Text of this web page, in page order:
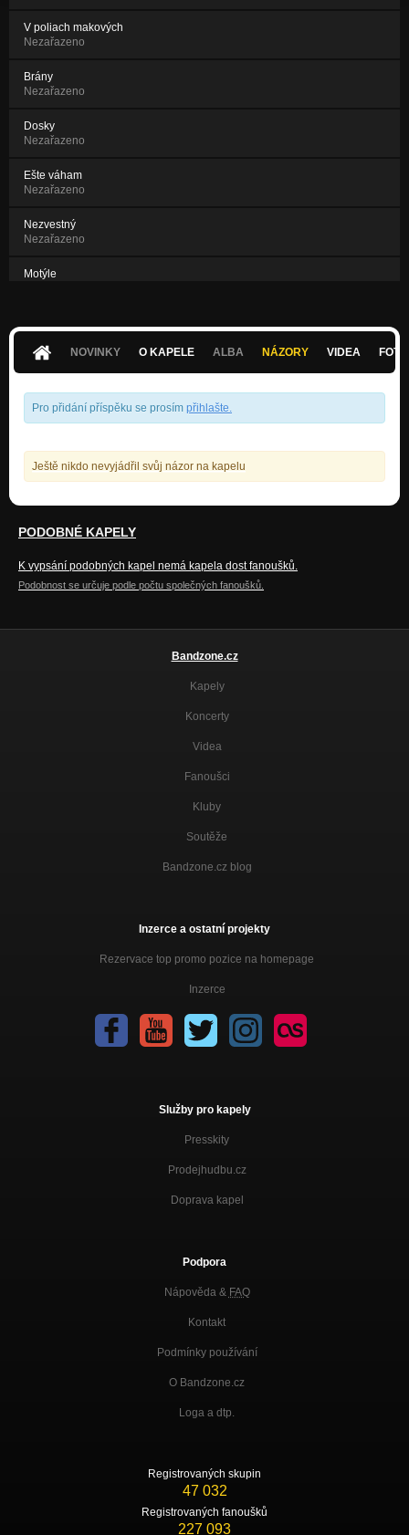
V poliach makových
Nezařazeno
Brány
Nezařazeno
Dosky
Nezařazeno
Ešte váham
Nezařazeno
Nezvestný
Nezařazeno
Motýle
Budík
NOVINKY O KAPELE ALBA NÁZORY VIDEA
Pro přidání příspěku se prosím přihlašte.
Ještě nikdo nevyjádřil svůj názor na kapelu
PODOBNÉ KAPELY
K vypsání podobných kapel nemá kapela dost fanoušků.
Podobnost se určuje podle počtu společných fanoušků.
Bandzone.cz
Kapely
Koncerty
Videa
Fanoušci
Kluby
Soutěže
Bandzone.cz blog
Inzerce a ostatní projekty
Rezervace top promo pozice na homepage
Inzerce
Služby pro kapely
Presskity
Prodejhudbu.cz
Doprava kapel
Podpora
Nápověda & FAQ
Kontakt
Podmínky používání
O Bandzone.cz
Loga a dtp.
Registrovaných skupin
47 032
Registrovaných fanoušků
227 093